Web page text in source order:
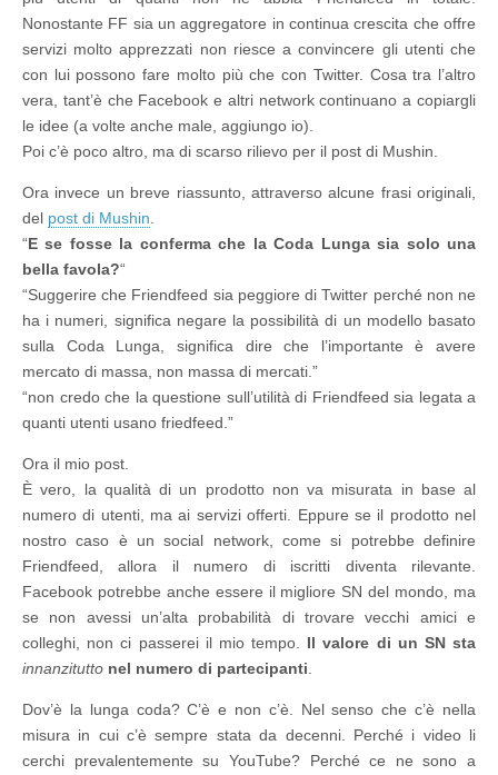
Nonostante FF sia un aggregatore in continua crescita che offre
servizi molto apprezzati non riesce a convincere gli utenti che
con lui possono fare molto più che con Twitter. Cosa tra l’altro
vera, tant’è che Facebook e altri network continuano a copiargli
le idee (a volte anche male, aggiungo io).
Poi c’è poco altro, ma di scarso rilievo per il post di Mushin.
Ora invece un breve riassunto, attraverso alcune frasi originali,
del post di Mushin
“E se fosse la conferma che la Coda Lunga sia solo una
bella favola?“
“Suggerire che Friendfeed sia peggiore di Twitter perché non ne
ha i numeri, significa negare la possibilità di un modello basato
sulla Coda Lunga, significa dire che l’importante è avere
mercato di massa, non massa di mercati.”
“non credo che la questione sull’utilità di Friendfeed sia legata a
quanti utenti usano friedfeed.”
Ora il mio post.
È vero, la qualità di un prodotto non va misurata in base al
numero di utenti, ma ai servizi offerti. Eppure se il prodotto nel
nostro caso è un social network, come si potrebbe definire
Friendfeed, allora il numero di iscritti diventa rilevante.
Facebook potrebbe anche essere il migliore SN del mondo, ma
se non avessi un’alta probabilità di trovare vecchi amici e
colleghi, non ci passerei il mio tempo. Il valore di un SN sta
innanzitutto nel numero di partecipanti
Dov’è la lunga coda? C’è e non c’è. Nel senso che c’è nella
misura in cui c’è sempre stata da decenni. Perché i video li
cerchi prevalentemente su YouTube? Perché ce ne sono a